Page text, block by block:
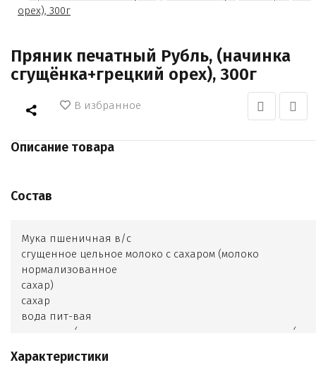
Пряник печатный Рубль, (начинка
сгущёнка+грецкий орех), 300г
В избранное
Описание товара
Состав
Мука пшеничная в/с
сгущенное цельное молоко с сахаром (молоко
нормализованное
сахар)
сахар
вода пит-вая
маргарин (масла растительные дезодорированные (в
переэтерифицированные)
Характеристики